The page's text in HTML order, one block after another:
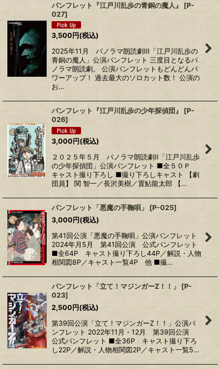
パンフレット『江戸川乱歩の青銅の魔人』 [P-
027]
3,500円(税込)
2025年11月 パノラマ朗読劇III「江戸川乱歩の
青銅の魔人」公演パンフレット 三度目となるパ
ノラマ朗読劇。 公演パンフレットもどんどんパ
ワーアップ！ 過去最大のソロカット数！ 公演の
お…
パンフレット『江戸川乱歩の少年探偵団』 [P-
026]
3,000円(税込)
２０２５年５月 パノラマ朗読劇II「江戸川乱歩
の少年探偵団」公演パンフレット ■全５０Ｐ
キャスト撮り下ろし ■撮り下ろしキャスト 【劇
団員】 関 智一／長沢美樹／置鮎龍太郎 【…
パンフレット「悪魔の手鞠唄」 [P-025]
3,000円(税込)
第41回公演「悪魔の手鞠唄」公演パンフレット
2024年月5月 第41回公演 公式パンフレット
■全64P キャスト撮り下ろし44P／解説・人物
相関図8P／キャスト一覧4P 他 ■撮…
パンフレット「立て！マジンガーZ！！」 [P-
023]
2,500円(税込)
第39回公演「立て！マジンガーZ！！」公演パ
ンフレット 2022年11月・12月 第39回公演
公式パンフレット ■全36P キャスト撮り下ろ
し22P／解説・人物相関図2P／キャスト一覧5…